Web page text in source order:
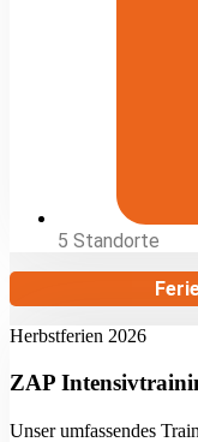
5 Standorte
Herbstferien 2026
ZAP
Unser umfassendes